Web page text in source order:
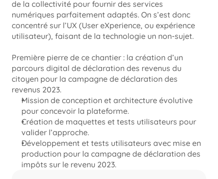
de la collectivité pour fournir des services
numériques parfaitement adaptés. On s’est donc
concentré sur l’UX (User eXperience, ou expérience
utilisateur), faisant de la technologie un non-sujet.
Première pierre de ce chantier : la création d’un
parcours digital de déclaration des revenus du
citoyen pour la campagne de déclaration des
revenus 2023.
Mission de conception et architecture évolutive
pour concevoir la plateforme.
Création de maquettes et tests utilisateurs pour
valider l’approche.
Développement et tests utilisateurs avec mise en
production pour la campagne de déclaration des
impôts sur le revenu 2023.